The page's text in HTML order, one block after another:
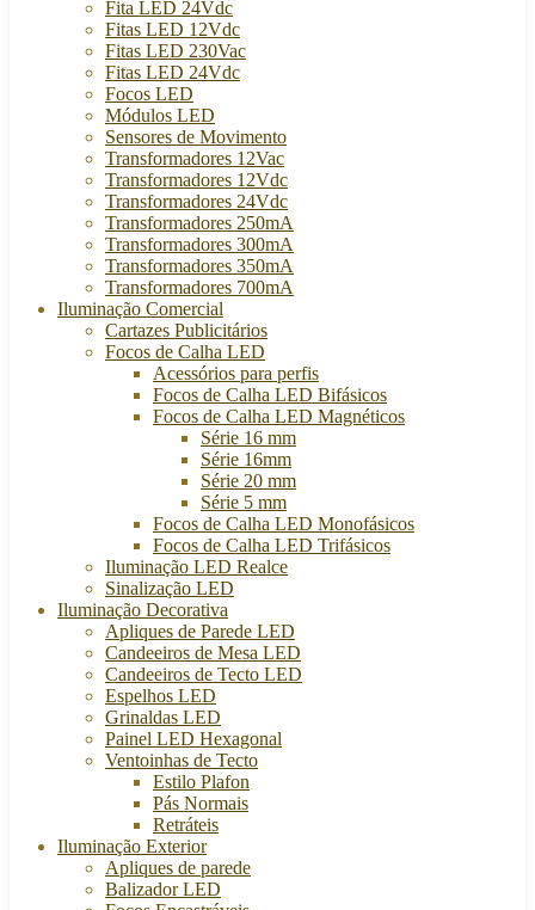
Fita LED 24Vdc
Fitas LED 12Vdc
Fitas LED 230Vac
Fitas LED 24Vdc
Focos LED
Módulos LED
Sensores de Movimento
Transformadores 12Vac
Transformadores 12Vdc
Transformadores 24Vdc
Transformadores 250mA
Transformadores 300mA
Transformadores 350mA
Transformadores 700mA
Iluminação Comercial
Cartazes Publicitários
Focos de Calha LED
Acessórios para perfis
Focos de Calha LED Bifásicos
Focos de Calha LED Magnéticos
Série 16 mm
Série 16mm
Série 20 mm
Série 5 mm
Focos de Calha LED Monofásicos
Focos de Calha LED Trifásicos
Iluminação LED Realce
Sinalização LED
Iluminação Decorativa
Apliques de Parede LED
Candeeiros de Mesa LED
Candeeiros de Tecto LED
Espelhos LED
Grinaldas LED
Painel LED Hexagonal
Ventoinhas de Tecto
Estilo Plafon
Pás Normais
Retráteis
Iluminação Exterior
Apliques de parede
Balizador LED